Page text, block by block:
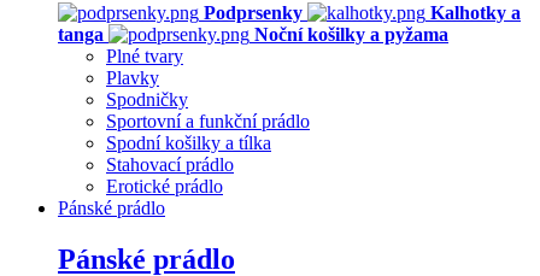
Podprsenky
Kalhotky a
tanga
Noční košilky a pyžama
Plné tvary
Plavky
Spodničky
Sportovní a funkční prádlo
Spodní košilky a tílka
Stahovací prádlo
Erotické prádlo
Pánské prádlo
Pánské prádlo